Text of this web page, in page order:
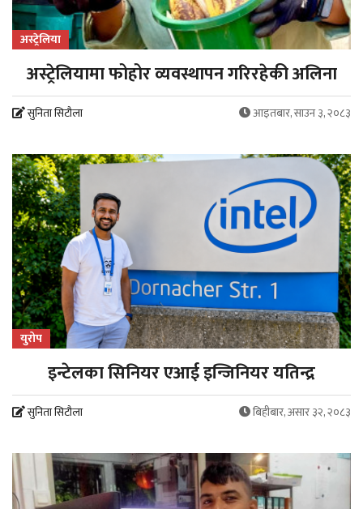
अस्ट्रेलिया
अस्ट्रेलियामा फोहोर व्यवस्थापन गरिरहेकी अलिना
सुनिता सिटौला आइतबार, साउन ३, २०८३
युरोप
इन्टेलका सिनियर एआई इन्जिनियर यतिन्द्र
सुनिता सिटौला बिहीबार, असार ३२, २०८३